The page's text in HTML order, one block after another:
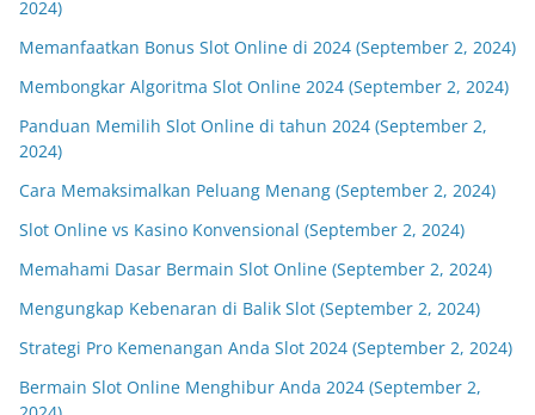
2024)
Memanfaatkan Bonus Slot Online di 2024 (September 2, 2024)
Membongkar Algoritma Slot Online 2024 (September 2, 2024)
Panduan Memilih Slot Online di tahun 2024 (September 2,
2024)
Cara Memaksimalkan Peluang Menang (September 2, 2024)
Slot Online vs Kasino Konvensional (September 2, 2024)
Memahami Dasar Bermain Slot Online (September 2, 2024)
Mengungkap Kebenaran di Balik Slot (September 2, 2024)
Strategi Pro Kemenangan Anda Slot 2024 (September 2, 2024)
Bermain Slot Online Menghibur Anda 2024 (September 2,